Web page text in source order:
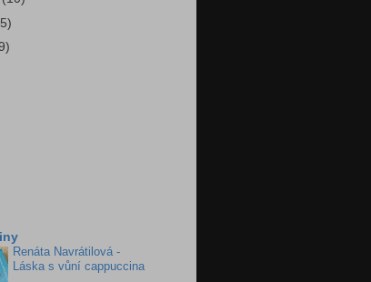
Renáta Navrátilová -
Láska s vůní cappuccina